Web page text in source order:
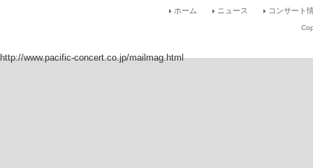
ホーム ニュース コンサート
http://www.pacific-concert.co.jp/mailmag.html